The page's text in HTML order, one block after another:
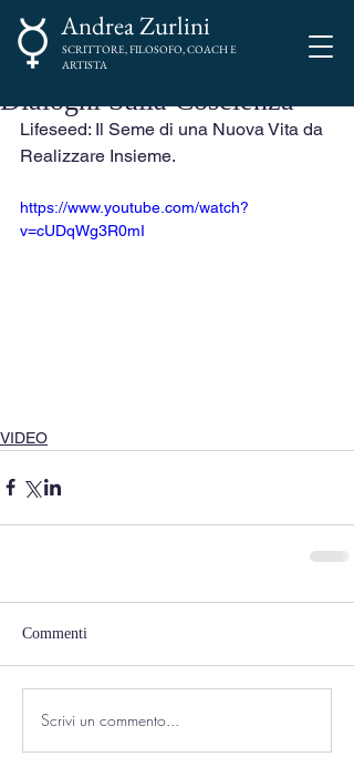
Andrea Zurlini
SCRITTORE, FILOSOFO, COACH E
ARTISTA
Dialoghi Sulla Coscienza
Lifeseed: Il Seme di una Nuova Vita da
Realizzare Insieme.
https://www.youtube.com/watch?
v=cUDqWg3R0mI
VIDEO
Commenti
Scrivi un commento...